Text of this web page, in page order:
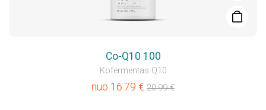
Co-Q10 100
Kofermentas Q10
nuo 16.79 € 20.99€